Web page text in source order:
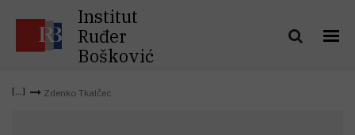
Institut
Ruđer
Bošković
Zdenko Tkalčec